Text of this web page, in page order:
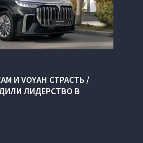
И VOYAH СТРАСТЬ /
ЛИДЕРСТВО В